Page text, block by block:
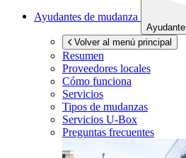
Ayudantes de mudanza
Volver al menú principal
Resumen
Proveedores locales
Cómo funciona
Servicios
Tipos de mudanzas
Servicios U-Box
Preguntas frecuentes